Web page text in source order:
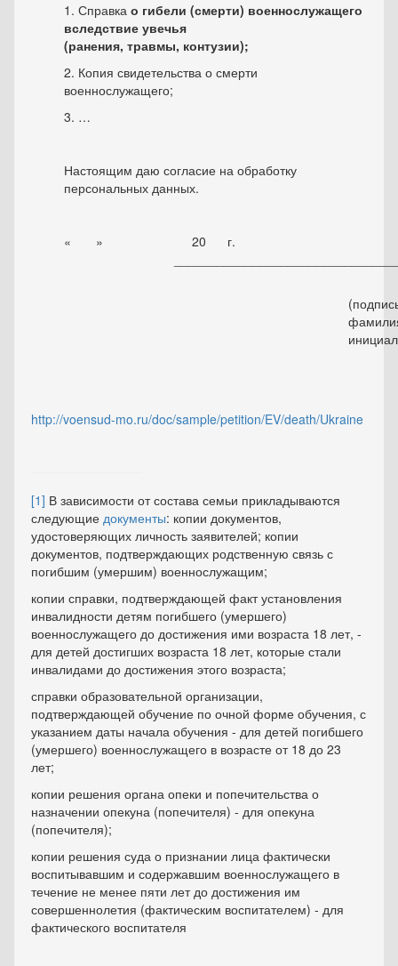
1. Справкао гибели (смерти) военнослужащего
вследствие увечья
(ранения, травмы, контузии);
2. Копия свидетельства о смерти
военнослужащего;
3. …
Настоящим даю согласие на обработку
персональных данных.
« » 20 г.
http://voensud-mo.ru/doc/sample/petition/EV/death/Ukraine
[1] В зависимости от состава семьи прикладываются
следующие документы: копии документов,
удостоверяющих личность заявителей; копии
документов, подтверждающих родственную связь с
погибшим (умершим) военнослужащим;
копии справки, подтверждающей факт установления
инвалид­ности детям погибшего (умершего)
военнослужащего до достиже­ния ими возраста 18 лет, -
для детей достигших возраста 18 лет, которые стали
инвалидами до достижения этого возраста;
справки образовательной организации,
подтверждающей обучение по очной форме обучения, с
указанием даты начала обуче­ния - для детей погибшего
(умершего) военнослужащего в возрасте от 18 до 23
лет;
копии решения органа опеки и попечительства о
назначении опекуна (попечителя) - для опекуна
(попечителя);
копии решения суда о признании лица фактически
воспиты­вавшим и содержавшим военнослужащего в
течение не менее пяти лет до достижения им
совершеннолетия (фактическим воспитате­лем) - для
фактического воспитателя